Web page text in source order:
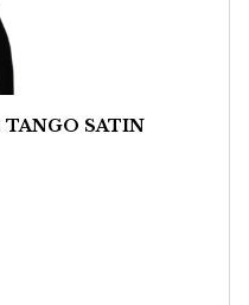
Neckholder Top FLOR DE TANGO SATIN